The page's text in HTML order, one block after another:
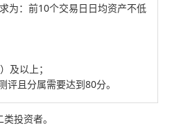
为：前10个交易日日均资产不低
及以上；
且分属需要达到80分。
投资者。